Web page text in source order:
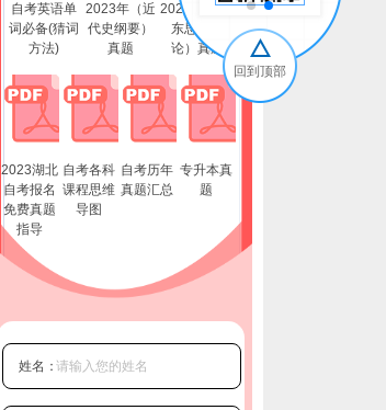
自考英语单
词必备(猜词
方法)
2023年（近
代史纲要）
真题
2023年(毛泽
东思想概
论）真题
2023湖北
自考报名
免费真题
指导
自考各科
课程思维
导图
自考历年
真题汇总
专升本真
题
姓名：
回到顶部